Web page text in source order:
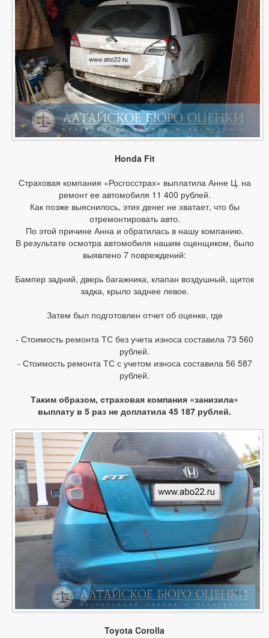
Honda Fit
Страховая компания «Росгосстрах» выплатила Анне Ц. на
ремонт ее автомобиля 11 400 рублей.
Как позже выяснилось, этих денег не хватает, что бы
отремонтировать авто.
По этой причине Анна и обратилась в нашу компанию.
В результате осмотра автомобиля нашим оценщиком, было
выявлено 7 повреждений:
Бампер задний, дверь багажника, клапан воздушный, щиток
задка, крыло заднее левое.
Затем был подготовлен отчет об оценке, где
- Стоимость ремонта ТС без учета износа составила 73 560
рублей.
- Стоимость ремонта ТС с учетом износа составила 56 587
рублей.
Таким образом, страховая компания «занизила»
выплату в 5 раз не доплатила 45 187 рублей.
Toyota Corolla